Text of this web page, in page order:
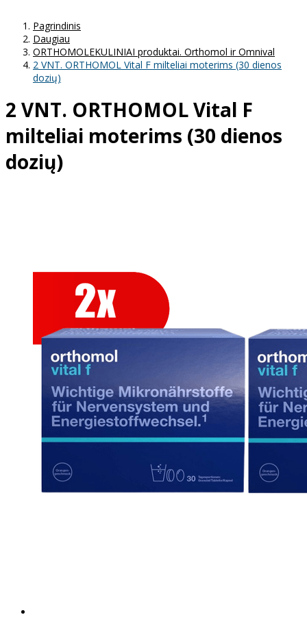
Pagrindinis
Daugiau
ORTHOMOLEKULINIAI produktai. Orthomol ir Omnival
2 VNT. ORTHOMOL Vital F milteliai moterims (30 dienos
dozių)
2 VNT. ORTHOMOL Vital F
milteliai moterims (30 dienos
dozių)